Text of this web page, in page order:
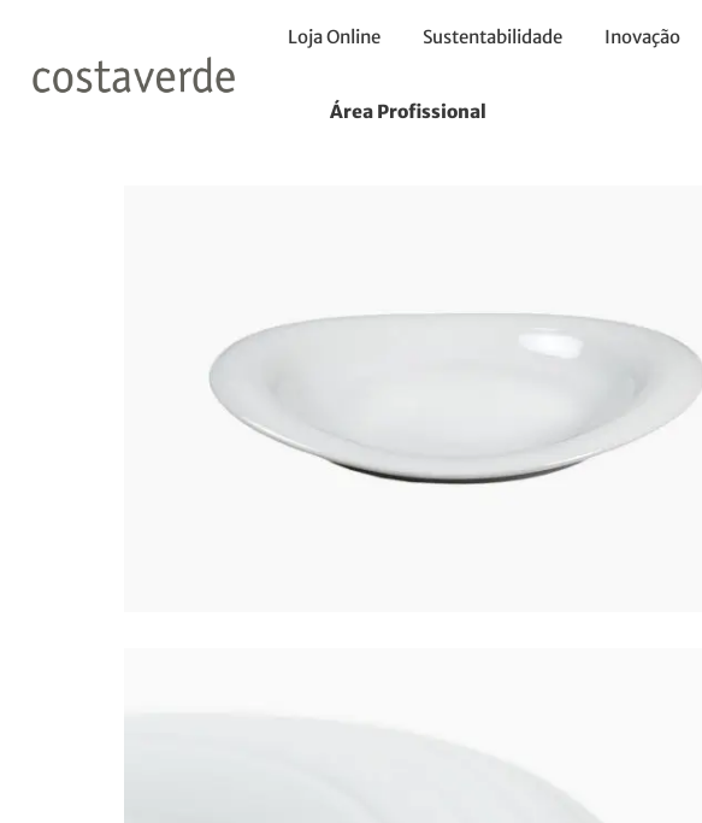
Loja Online Sustentabilidade Inovação
Área Profissional
Travessa Oval Funda 20X16cm